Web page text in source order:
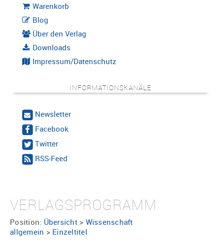
Warenkorb
Blog
Über den Verlag
Downloads
Impressum/Datenschutz
INFORMATIONSKANÄLE
Newsletter
Facebook
Twitter
RSS-Feed
VERLAGSPROGRAMM
Position: Übersicht> Wissenschaft
allgemein > Einzeltitel